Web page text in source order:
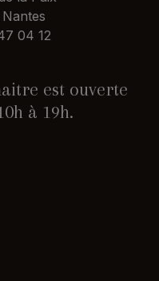
04 12
est ouverte
à 19h.